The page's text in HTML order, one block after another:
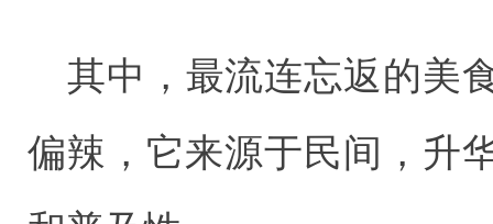
其中，最流连忘返的美
偏辣，它来源于民间，升